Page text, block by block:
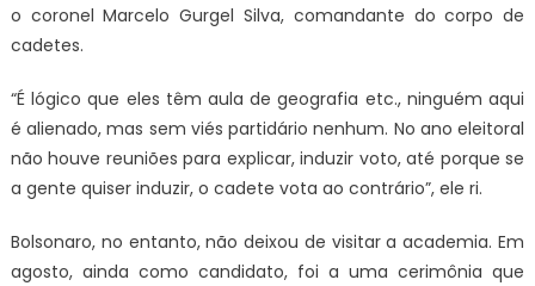
o coronel Marcelo Gurgel Silva, comandante do corpo de
cadetes.
“É lógico que eles têm aula de geografia etc., ninguém aqui
é alienado, mas sem viés partidário nenhum. No ano eleitoral
não houve reuniões para explicar, induzir voto, até porque se
a gente quiser induzir, o cadete vota ao contrário”, ele ri.
Bolsonaro, no entanto, não deixou de visitar a academia. Em
agosto, ainda como candidato, foi a uma cerimônia que